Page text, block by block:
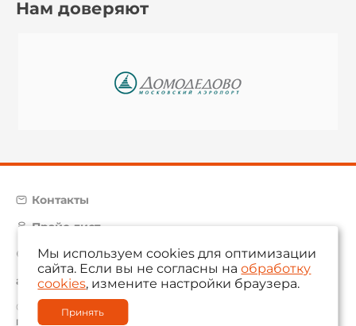
Нам доверяют
Контакты
Прайс-лист
Карта сайта
aam@aamsystems.ru
© 2004 — 2026 «AAM Systems»
Политика обработки персональных данных
Мы используем cookies для оптимизации
сайта. Если вы не согласны наобработку
cookies, измените настройки браузера.
Принять